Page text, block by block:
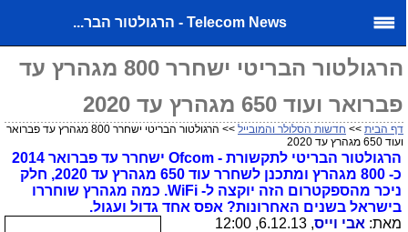
Telecom News - הרגולטור הבר...
הרגולטור הבריטי ישחרר 800 מגהרץ עד
פברואר ועוד 650 מגהרץ עד 2020
דף הבית>> חדשות הסלולר והמובייל
>> הרגולטור הבריטי ישחרר 800 מגהרץ עד פברואר
ועוד 650 מגהרץ עד 2020
הרגולטור הבריטי לתקשורת - Ofcom ישחרר עד פברואר 2014
כ- 800 מגהרץ ומתכנן לשחרר עוד 650 מגהרץ עד 2020, חלק
ניכר מהספקטרום הזה יוקצה ל- WiFi. כמה מגהרץ שוחררו
בישראל בשנים האחרונות? אפס אחד גדול ועגול.
מאת: אבי וייס, 6.12.13, 12:00